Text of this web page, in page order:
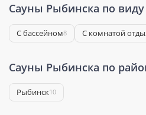
Сауны Рыбинска по виду
С бассейном8 С комнатой
Сауны Рыбинска по
Рыбинск10